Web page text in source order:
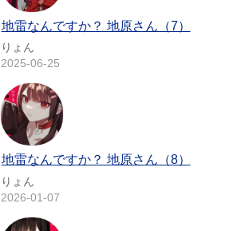
地雷なんですか？ 地原さん（7）
りょん
2025-06-25
地雷なんですか？ 地原さん（8）
りょん
2026-01-07